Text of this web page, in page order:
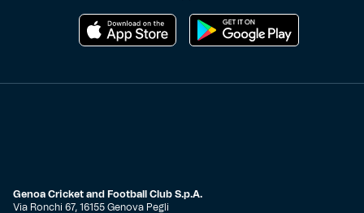
Genoa Cricket and Football Club S.p.A.
Via Ronchi 67, 16155 Genova Pegli